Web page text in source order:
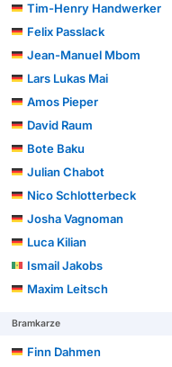
Tim-Henry Handwerker
Felix Passlack
Jean-Manuel Mbom
Lars Lukas Mai
Amos Pieper
David Raum
Bote Baku
Julian Chabot
Nico Schlotterbeck
Josha Vagnoman
Luca Kilian
Ismail Jakobs
Maxim Leitsch
Bramkarze
Finn Dahmen